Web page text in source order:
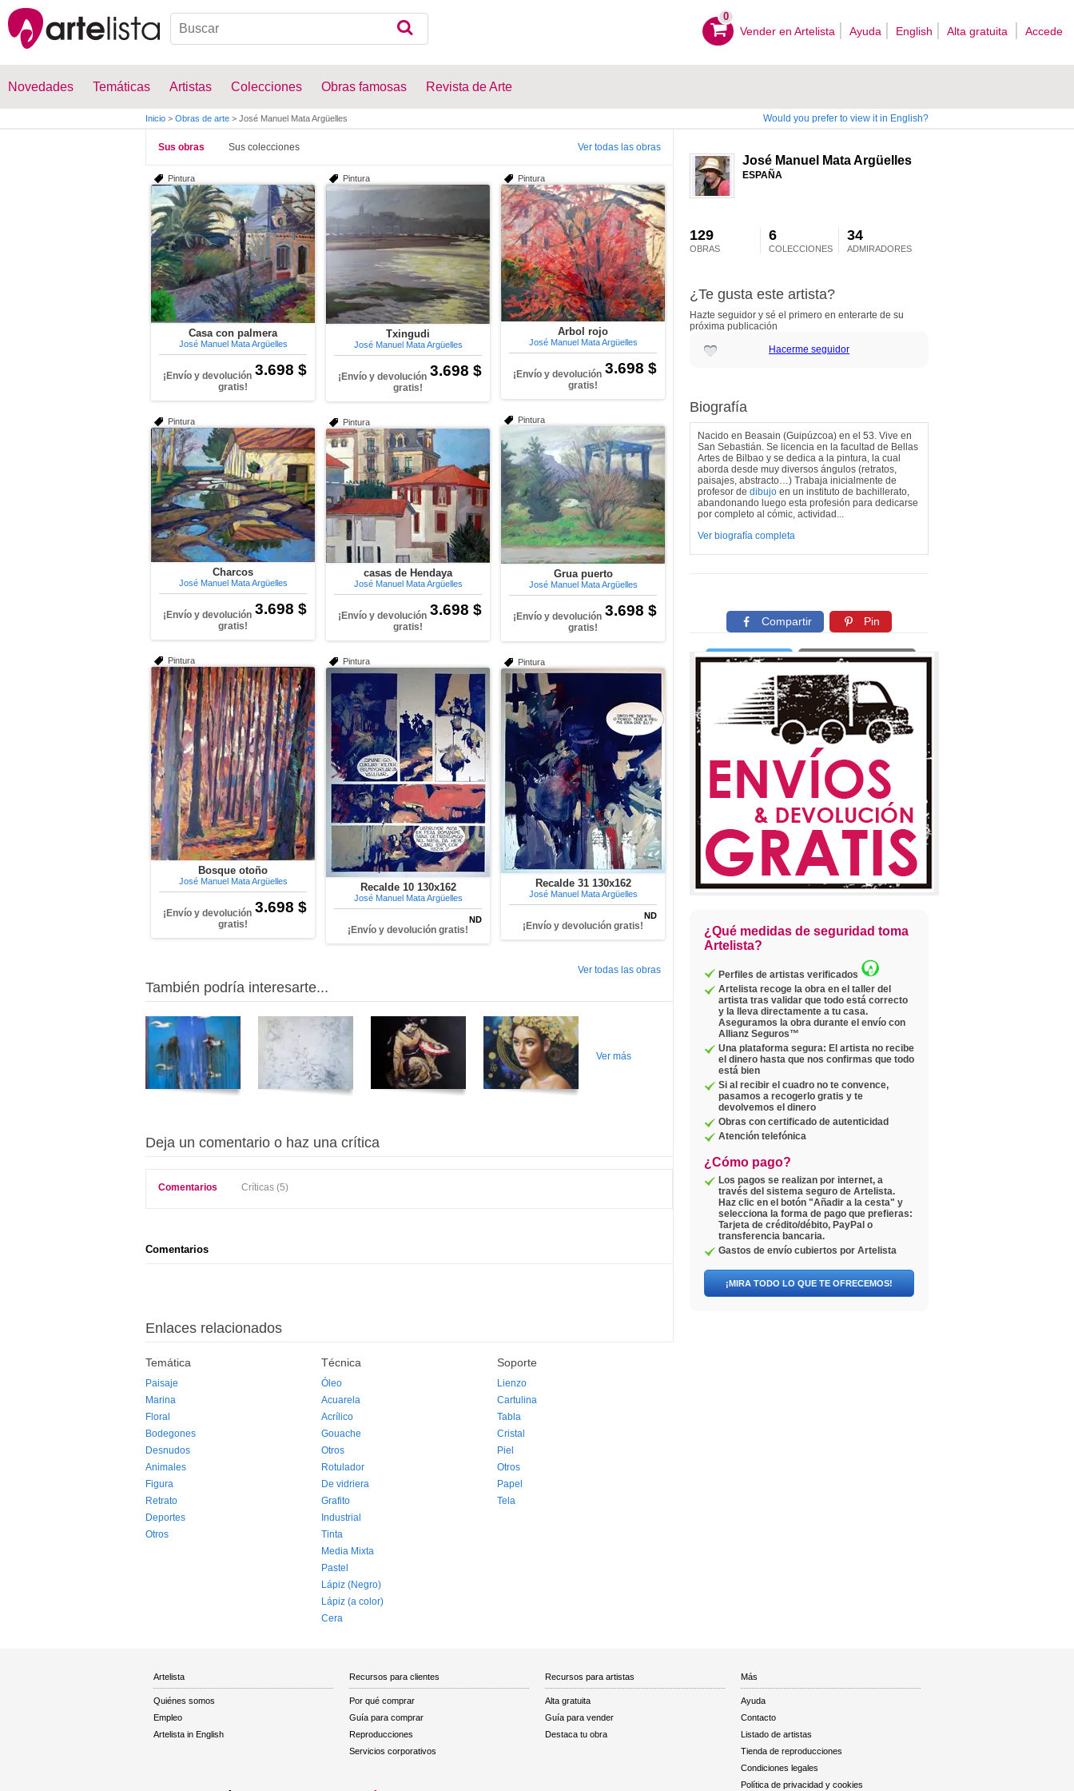
0
Vender en Artelista Ayuda English Alta gratuita Accede
Novedades Temáticas Artistas Colecciones Obras famosas Revista de Arte
Inicio > Obras de arte > José Manuel Mata Argüelles Would you prefer to view it in English?
José Manuel Mata Argüelles
ESPAÑA
129
OBRAS
6
COLECCIONES
34
ADMIRADORES
¿Te gusta este artista?
Hazte seguidor y sé el primero en enterarte de su
próxima publicación
Hacerme seguidor
Biografía
Nacido en Beasain (Guipúzcoa) en el 53. Vive en
San Sebastián. Se licencia en la facultad de Bellas
Artes de Bilbao y se dedica a la pintura, la cual
aborda desde muy diversos ángulos (retratos,
paisajes, abstracto…) Trabaja inicialmente de
profesor de dibujo en un instituto de bachillerato,
abandonando luego esta profesión para dedicarse
por completo al cómic, actividad...
Ver biografía completa
Compartir Pin
Twittear Copiar enlace
¿Qué medidas de seguridad toma
Artelista?
Perfiles de artistas verificados
Artelista recoge la obra en el taller del
artista tras validar que todo está correcto
y la lleva directamente a tu casa.
Aseguramos la obra durante el envío con
Allianz Seguros™
Una plataforma segura: El artista no recibe
el dinero hasta que nos confirmas que todo
está bien
Si al recibir el cuadro no te convence,
pasamos a recogerlo gratis y te
devolvemos el dinero
Obras con certificado de autenticidad
Atención telefónica
¿Cómo pago?
Los pagos se realizan por internet, a
través del sistema seguro de Artelista.
Haz clic en el botón "Añadir a la cesta" y
selecciona la forma de pago que prefieras:
Tarjeta de crédito/débito, PayPal o
transferencia bancaria.
Gastos de envío cubiertos por Artelista
¡MIRA TODO LO QUE TE OFRECEMOS!
Sus obras Sus colecciones Ver todas las obras
Pintura
Casa con palmera
José Manuel Mata Argüelles
3.698 $
¡Envío y devolución
gratis!
Pintura
Txingudi
José Manuel Mata Argüelles
3.698 $
¡Envío y devolución
gratis!
Pintura
Arbol rojo
José Manuel Mata Argüelles
3.698 $
¡Envío y devolución
gratis!
Pintura
Grua puerto
José Manuel Mata Argüelles
3.698 $
¡Envío y devolución
gratis!
Pintura
Charcos
José Manuel Mata Argüelles
3.698 $
¡Envío y devolución
gratis!
Pintura
casas de Hendaya
José Manuel Mata Argüelles
3.698 $
¡Envío y devolución
gratis!
Pintura
Bosque otoño
José Manuel Mata Argüelles
3.698 $
¡Envío y devolución
gratis!
Pintura
Recalde 10 130x162
José Manuel Mata Argüelles
ND
¡Envío y devolución gratis!
Pintura
Recalde 31 130x162
José Manuel Mata Argüelles
ND
¡Envío y devolución gratis!
Ver todas las obras
También podría interesarte...
Ver más
Deja un comentario o haz una crítica
Comentarios Críticas (5)
Comentarios
Enlaces relacionados
Temática
Paisaje
Marina
Floral
Bodegones
Desnudos
Animales
Figura
Retrato
Deportes
Otros
Técnica
Óleo
Acuarela
Acrílico
Gouache
Otros
Rotulador
De vidriera
Grafito
Industrial
Tinta
Media Mixta
Pastel
Lápiz (Negro)
Lápiz (a color)
Cera
Soporte
Lienzo
Cartulina
Tabla
Cristal
Piel
Otros
Papel
Tela
Artelista
Quiénes somos
Empleo
Artelista in English
Recursos para clientes
Por qué comprar
Guía para comprar
Reproducciones
Servicios corporativos
Recursos para artistas
Alta gratuita
Guía para vender
Destaca tu obra
Más
Ayuda
Contacto
Listado de artistas
Tienda de reproducciones
Condiciones legales
Política de privacidad y cookies